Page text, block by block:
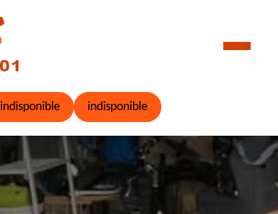
indisponible indisponible